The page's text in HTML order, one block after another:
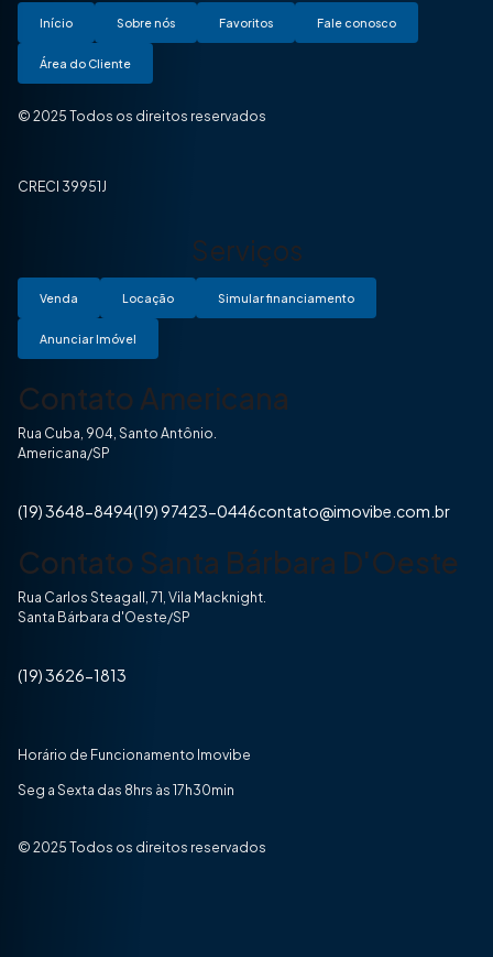
Início Sobre nós Favoritos Fale conosco
Área do Cliente
© 2025 Todos os direitos reservados
CRECI 39951J
Serviços
Venda Locação Simular financiamento
Anunciar Imóvel
Contato Americana
Rua Cuba, 904, Santo Antônio.
Americana/SP
(19) 3648-8494(19) 97423-0446contato@imovibe.com.br
Contato Santa Bárbara D'Oeste
Rua Carlos Steagall, 71, Vila Macknight.
Santa Bárbara d'Oeste/SP
(19) 3626-1813
Horário de Funcionamento Imovibe
Seg a Sexta das 8hrs às 17h30min
© 2025 Todos os direitos reservados